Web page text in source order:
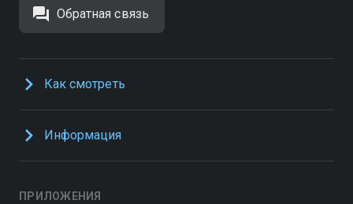
Обратная связь
Как смотреть
Информация
ПРИЛОЖЕНИЯ